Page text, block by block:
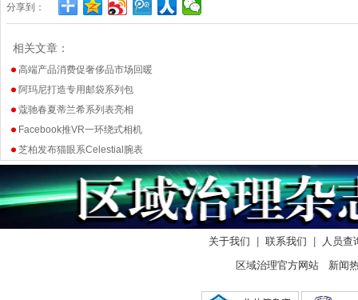
分享到：
相关文章：
高端产品消费促奢侈品市场回暖
阿玛尼打造专用邮袋系列包
蔻驰春夏蒂兰希系列表亮相
Facebook推VR一环绕式相机
芝柏发布猫眼系Celestial腕表
关于我们 联系我们
人员查
区域治理官方网站 新闻